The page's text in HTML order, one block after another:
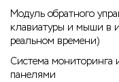
Модуль обратного
клавиатуры и мыши в
реальном времени)
Система мониторинга
панелями